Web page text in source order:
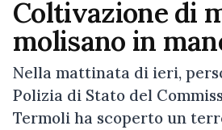
Coltivazione di
molisano in
Nella mattinata di ieri,
Polizia di Stato del
Termoli ha scoperto un